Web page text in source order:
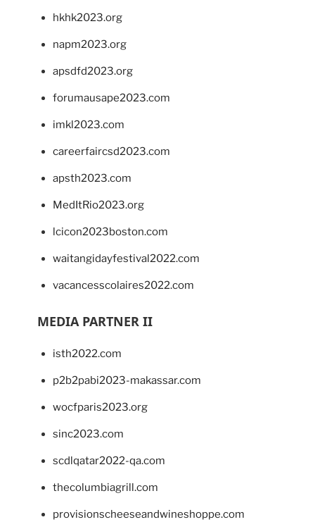
hkhk2023.org
napm2023.org
apsdfd2023.org
forumausape2023.com
imkl2023.com
careerfaircsd2023.com
apsth2023.com
MedItRio2023.org
lcicon2023boston.com
waitangidayfestival2022.com
vacancesscolaires2022.com
MEDIA PARTNER II
isth2022.com
p2b2pabi2023-makassar.com
wocfparis2023.org
sinc2023.com
scdlqatar2022-qa.com
thecolumbiagrill.com
provisionscheeseandwineshoppe.com